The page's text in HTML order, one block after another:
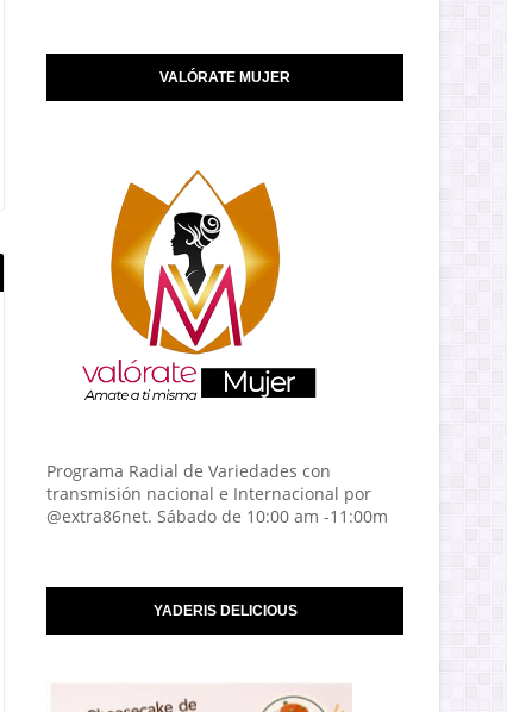
VALÓRATE MUJER
Programa Radial de Variedades con
transmisión nacional e Internacional por
@extra86net. Sábado de 10:00 am -11:00m
YADERIS DELICIOUS